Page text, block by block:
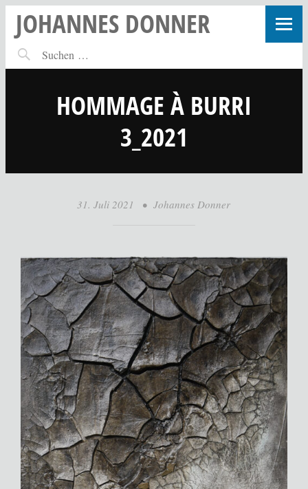
JOHANNES DONNER
HOMMAGE À BURRI
3_2021
31. Juli 2021 • Johannes Donner